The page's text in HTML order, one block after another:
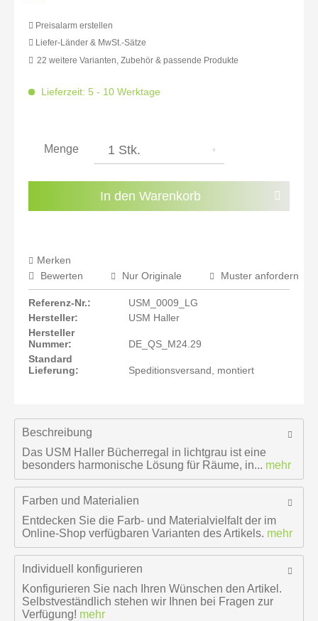
Preisalarm erstellen
Sie haben dieDatenschutzbestimmungenzur
Kenntnis genommen.
Liefer-Länder & MwSt.-Sätze
inkl. 20% MwSt.: 2.188,24 €
inkl. 22% MwSt.: 2.224,71 €
22 weitere Varianten, Zubehör & passende Produkte
Lieferzeit: 5 - 10 Werktage
Menge
In den Warenkorb
Merken
Bewerten
Nur Originale Muster anfordern
Referenz-Nr.:
USM_0009_LG
Hersteller:
USM Haller
Hersteller
Nummer:
DE_QS_M24.29
Standard
Lieferung:
Speditionsversand, montiert
Beschreibung
Das USM Haller Bücherregal in lichtgrau ist eine
besonders harmonische Lösung für Räume, in... mehr
Farben und Materialien
Entdecken Sie die Farb- und Materialvielfalt der im
Online-Shop verfügbaren Varianten des Artikels. mehr
Individuell konfigurieren
Konfigurieren Sie nach Ihren Wünschen den Artikel.
Selbstveständlich stehen wir Ihnen bei Fragen zur
Verfügung! mehr